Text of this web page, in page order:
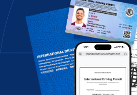
pokalbių lange!